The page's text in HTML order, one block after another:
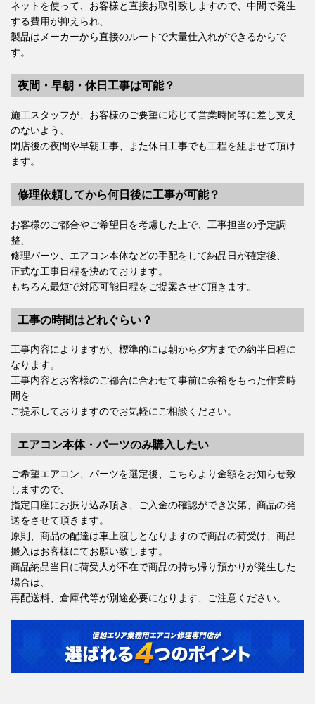
ネットを使って、お客様と直接お取引致しますので、中間で発生
する費用が抑えられ、
製品はメーカーから直接のルートで大量仕入れができるからで
す。
夜間・早朝・休日工事は可能？
施工スタッフが、お客様のご要望に応じて営業時間等に差し支え
のないよう、
閉店後の夜間や早朝工事、また休日工事でも工程を組ませて頂け
ます。
修理依頼してから何日後に工事が可能？
お客様のご都合やご希望日を考慮した上で、工事担当の予定調
整、
修理パーツ、エアコン本体などの手配をして納品日が確定後、
正式な工事日程を決めております。
もちろん最短で対応可能日程をご提案させて頂きます。
工事の時間はどれぐらい？
工事内容によりますが、標準的には朝から夕方までの約半日程に
なります。
工事内容とお客様のご都合に合わせて事前に余裕をもった作業時
間を
ご提示しておりますのでお気軽にご相談ください。
エアコン本体・パーツのみ購入したい
ご希望エアコン、パーツを選定後、こちらより金額をお知らせ致
しますので、
指定口座にお振り込み頂き、ご入金の確認ができ次第、商品の発
送をさせて頂きます。
原則、商品の配達は車上渡しとなりますので商品の荷受け、商品
搬入はお客様にてお願い致します。
商品納品当日に荷受人が不在で商品の持ち帰り預かりが発生した
場合は、
再配送料、倉庫代等が別途必要になります、ご注意ください。